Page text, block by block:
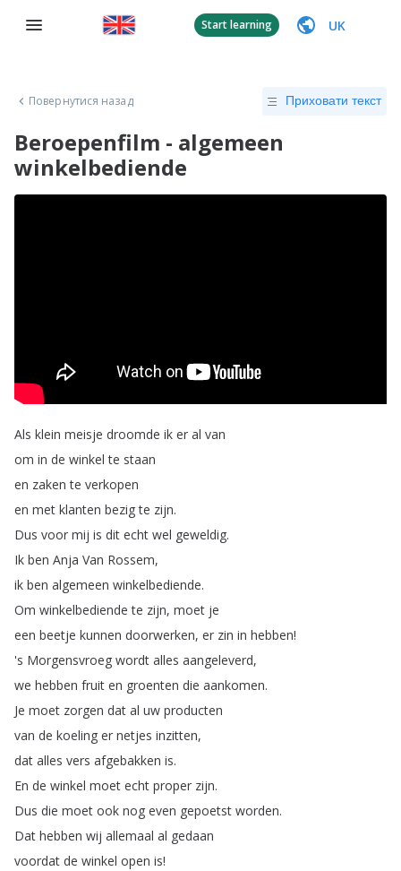
Start learning UK
Повернутися назад Приховати текст
Beroepenfilm - algemeen
winkelbediende
Als klein meisje droomde ik er al van
om in de winkel te staan
en zaken te verkopen
en met klanten bezig te zijn.
Dus voor mij is dit echt wel geweldig.
Ik ben Anja Van Rossem,
ik ben algemeen winkelbediende.
Om winkelbediende te zijn, moet je
een beetje kunnen doorwerken, er zin in hebben!
's Morgensvroeg wordt alles aangeleverd,
we hebben fruit en groenten die aankomen.
Je moet zorgen dat al uw producten
van de koeling er netjes inzitten,
dat alles vers afgebakken is.
En de winkel moet echt proper zijn.
Dus die moet ook nog even gepoetst worden.
Dat hebben wij allemaal al gedaan
voordat de winkel open is!